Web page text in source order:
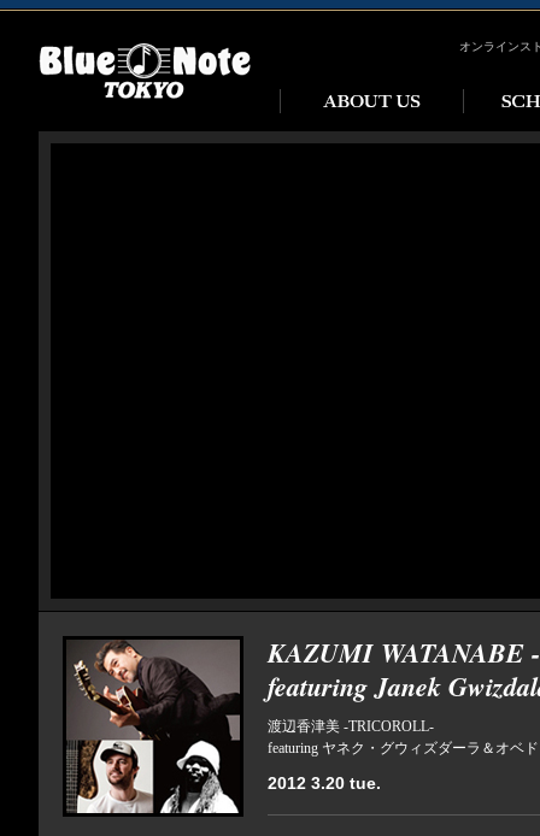
オンラインス
KAZUMI WATANABE
featuring Janek
渡辺香津美 -TRICOROLL-
featuring ヤネク・グウィズダーラ＆オベ
2012 3.20 tue.